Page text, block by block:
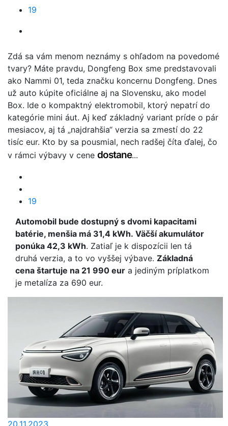
19
Zdá sa vám menom neznámy s ohľadom na povedomé
tvary? Máte pravdu, Dongfeng Box sme predstavovali
ako Nammi 01, teda značku koncernu Dongfeng. Dnes
už auto kúpite oficiálne aj na Slovensku, ako model
Box. Ide o kompaktný elektromobil, ktorý nepatrí do
kategórie mini áut. Aj keď základný variant príde o pár
mesiacov, aj tá „najdrahšia“ verzia sa zmestí do 22
tisíc eur. Kto by sa pousmial, nech radšej číta ďalej, čo
v rámci výbavy v cene dostane...
19
Automobil bude dostupný s dvomi kapacitami
batérie, menšia má 31,4 kWh. Väčší akumulátor
ponúka 42,3 kWh. Zatiaľ je k dispozícii len tá
druhá verzia, a to vo vyššej výbave. Základná
cena štartuje na 21 990 eur a jediným príplatkom
je metalíza za 690 eur.
20.11.2023